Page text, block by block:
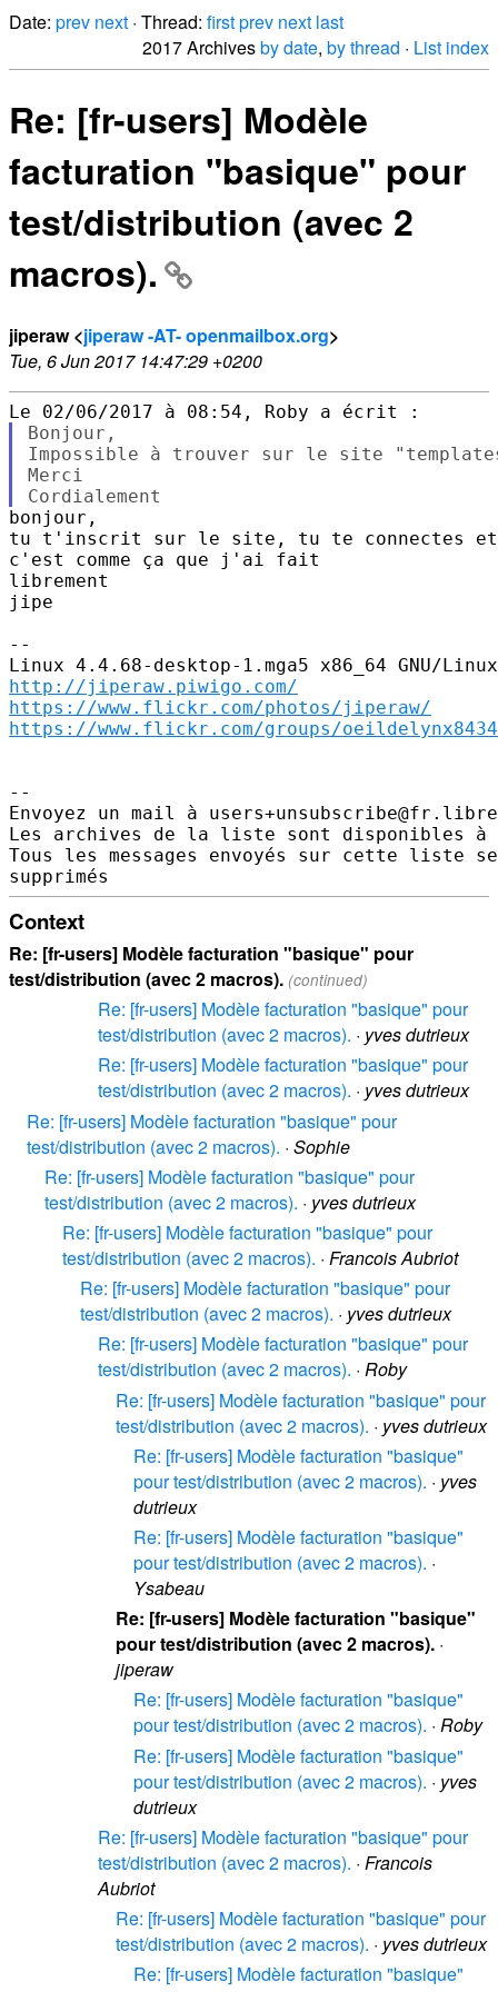
Date: prev next · Thread: firstprev next last
2017 Archivesby date, by thread · List index
Re: [fr-users] Modèle
facturation "basique" pour
test/distribution (avec 2
macros).
jiperaw <jiperaw -AT- openmailbox.org>
Tue, 6 Jun 2017 14:47:29 +0200
Bonjour,
Impossible à trouver sur le site
Merci
bonjour,
tu t'inscrit sur le site, tu te connectes
c'est comme ça que j'ai fait
librement
jipe
--
http://jiperaw.piwigo.com/
https://www.flickr.com/photos/jiperaw/
https://www.flickr.com/groups/
--
Envoyez un mail à
Les archives de la liste sont disponibles à
Tous les messages envoyés sur cette liste
Context
Re: [fr-users] Modèle facturation "basique" pour
test/distribution (avec 2 macros). (continued)
Re: [fr-users] Modèle facturation "basique" pour
test/distribution (avec 2 macros). · yves dutrieux
Re: [fr-users] Modèle facturation "basique" pour
test/distribution (avec 2 macros). · yves dutrieux
Re: [fr-users] Modèle facturation "basique" pour
test/distribution (avec 2 macros). · Sophie
Re: [fr-users] Modèle facturation "basique" pour
test/distribution (avec 2 macros). · yves dutrieux
Re: [fr-users] Modèle facturation "basique" pour
test/distribution (avec 2 macros). · Francois Aubriot
Re: [fr-users] Modèle facturation "basique" pour
test/distribution (avec 2 macros). · yves dutrieux
Re: [fr-users] Modèle facturation "basique" pour
test/distribution (avec 2 macros). · Roby
Re: [fr-users] Modèle facturation "basique" pour
test/distribution (avec 2 macros). · yves dutrieux
Re: [fr-users] Modèle facturation "basique"
pour test/distribution (avec 2 macros). · yves
dutrieux
Re: [fr-users] Modèle facturation "basique"
pour test/distribution (avec 2 macros). ·
Ysabeau
Re: [fr-users] Modèle facturation "basique"
pour test/distribution (avec 2 macros). ·
jiperaw
Re: [fr-users] Modèle facturation "basique"
pour test/distribution (avec 2 macros). · Roby
Re: [fr-users] Modèle facturation "basique"
pour test/distribution (avec 2 macros). · yves
dutrieux
Re: [fr-users] Modèle facturation "basique" pour
test/distribution (avec 2 macros). · Francois
Aubriot
Re: [fr-users] Modèle facturation "basique" pour
test/distribution (avec 2 macros). · yves dutrieux
Re: [fr-users] Modèle facturation "basique"